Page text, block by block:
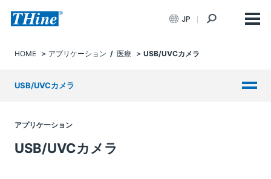
JP
HOME アプリケーション / 医療 USB/UVCカメラ
USB/UVCカメラ
アプリケーション
USB/UVCカメラ